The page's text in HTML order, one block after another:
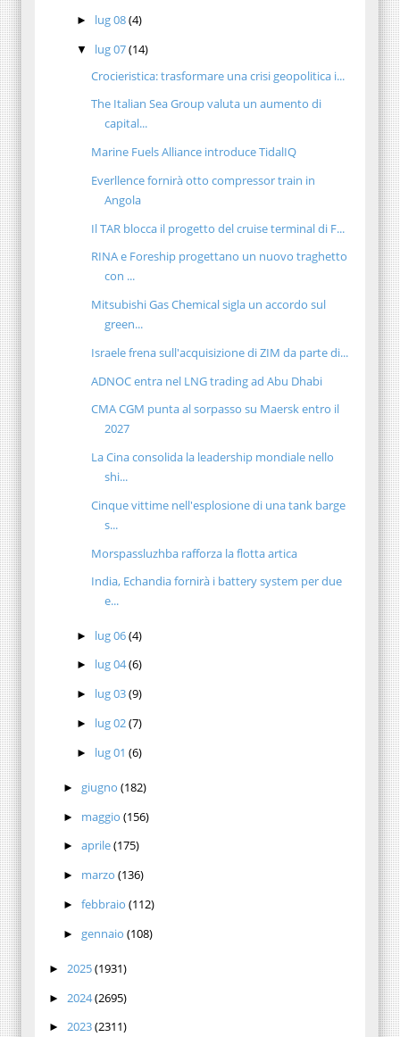
► lug 08(4)
▼ lug 07(14)
Crocieristica: trasformare una crisi geopolitica i...
The Italian Sea Group valuta un aumento di
capital...
Marine Fuels Alliance introduce TidalIQ
Everllence fornirà otto compressor train in
Angola
Il TAR blocca il progetto del cruise terminal di F...
RINA e Foreship progettano un nuovo traghetto
con ...
Mitsubishi Gas Chemical sigla un accordo sul
green...
Israele frena sull'acquisizione di ZIM da parte di...
ADNOC entra nel LNG trading ad Abu Dhabi
CMA CGM punta al sorpasso su Maersk entro il
2027
La Cina consolida la leadership mondiale nello
shi...
Cinque vittime nell'esplosione di una tank barge
s...
Morspassluzhba rafforza la flotta artica
India, Echandia fornirà i battery system per due
e...
► lug 06(4)
► lug 04(6)
► lug 03(9)
► lug 02(7)
► lug 01(6)
► giugno (182)
► maggio (156)
► aprile(175)
► marzo (136)
► febbraio (112)
► gennaio (108)
► 2025(1931)
► 2024(2695)
► 2023(2311)